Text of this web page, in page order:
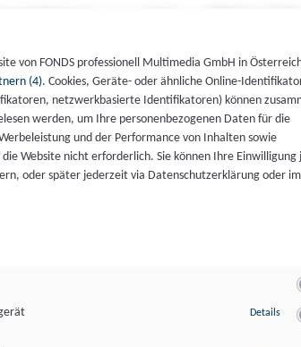
von FONDS professionell Multimedia GmbH in
(4). Cookies, Geräte- oder ähnliche Online-
netzwerkbasierte Identifikatoren) können
werden, um Ihre personenbezogenen Daten für die
und der Performance von Inhalten sowie
Website nicht erforderlich. Sie können Ihre Einwilligung
oder später jederzeit via Datenschutzerklärung oder im
Details zu